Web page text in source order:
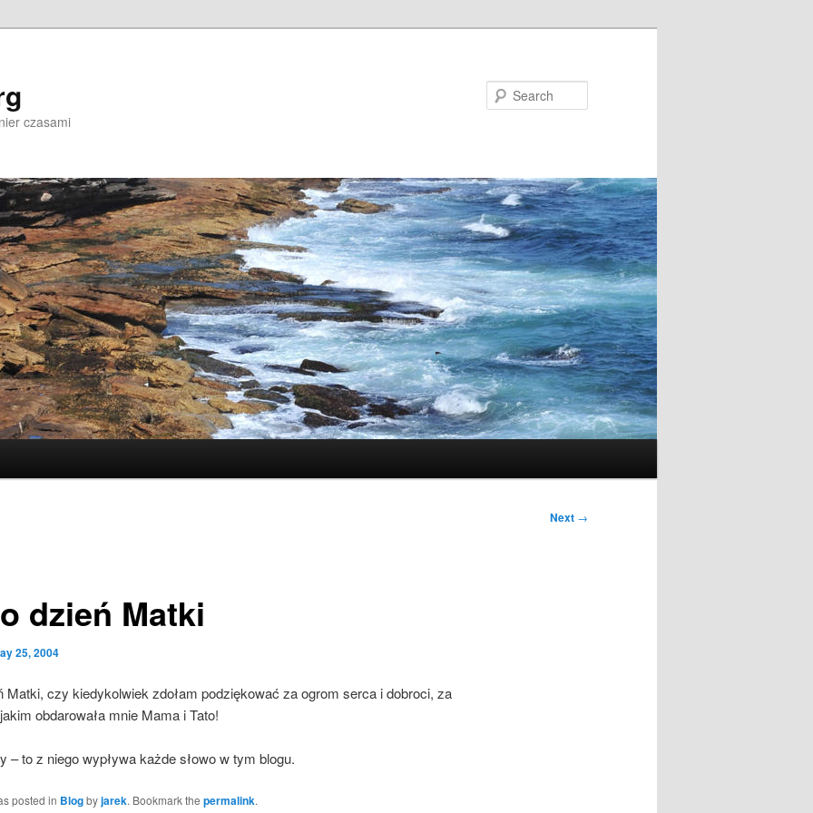
czasami
Next →
dzień Matki
25, 2004
Matki, czy kiedykolwiek zdołam podziękować za ogrom serca i dobroci, za
obdarowała mnie Mama i Tato!
– to z niego wypływa każde słowo w tym blogu.
posted in Blogbyjarek. Bookmark the permalink.